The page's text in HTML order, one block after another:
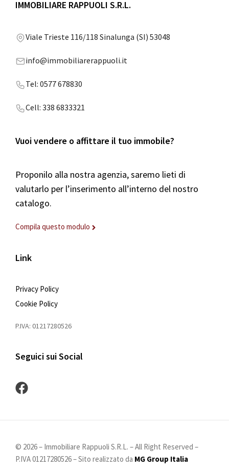
IMMOBILIARE RAPPUOLI S.R.L.
Viale Trieste 116/118 Sinalunga (SI) 53048
info@immobiliarerappuoli.it
Tel: 0577 678830
Cell: 338 6833321
Vuoi vendere o affittare il tuo immobile?
Proponilo alla nostra agenzia, saremo lieti di
valutarlo per l’inserimento all’interno del nostro
catalogo.
Compila questo modulo
Link
Privacy Policy
Cookie Policy
P.IVA: 01217280526
Seguici sui Social
© 2026– Immobiliare Rappuoli S.R.L. – All Right Reserved –
P.IVA 01217280526 – Sito realizzato da MG Group Italia